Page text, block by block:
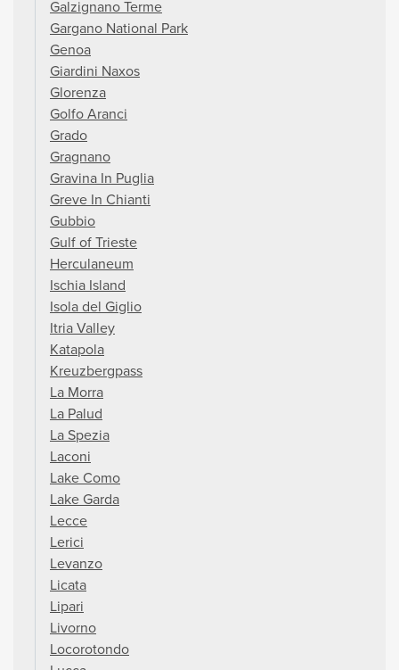
Galzignano Terme
Gargano National Park
Genoa
Giardini Naxos
Glorenza
Golfo Aranci
Grado
Gragnano
Gravina In Puglia
Greve In Chianti
Gubbio
Gulf of Trieste
Herculaneum
Ischia Island
Isola del Giglio
Itria Valley
Katapola
Kreuzbergpass
La Morra
La Palud
La Spezia
Laconi
Lake Como
Lake Garda
Lecce
Lerici
Levanzo
Licata
Lipari
Livorno
Locorotondo